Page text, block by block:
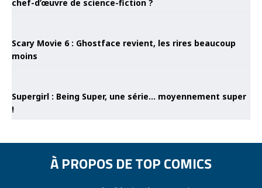
chef-d’œuvre de science-fiction ?
Scary Movie 6 : Ghostface revient, les rires beaucoup
moins
Supergirl : Being Super, une série… moyennement super
!
À PROPOS DE TOP COMICS